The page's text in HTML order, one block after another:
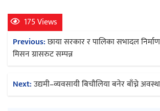
175 Views
Post
navigation
Previous:छाया सरकार र पालिका सभादल
मिसन ग्रासरुट सम्पन्न
Next:उद्यमी–व्यवसायी बिचौलिया बनेर बाँच्ने